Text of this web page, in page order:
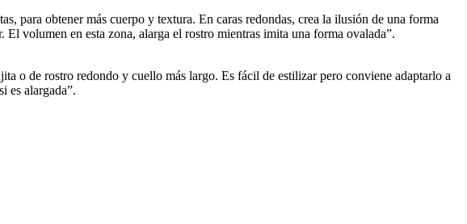
para obtener más cuerpo y textura. En caras redondas, crea la ilusión de una forma
volumen en esta zona, alarga el rostro mientras imita una forma ovalada”.
o de rostro redondo y cuello más largo. Es fácil de estilizar pero conviene adaptarlo a
es alargada”.